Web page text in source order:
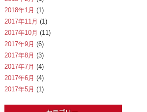
2018年1月 (1)
2017年11月 (1)
2017年10月 (11)
2017年9月 (6)
2017年8月 (3)
2017年7月 (4)
2017年6月 (4)
2017年5月 (1)